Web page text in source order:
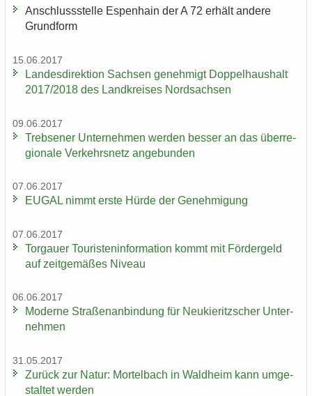
An­schluss­stel­le Es­pen­hain der A 72 er­hält an­de­re
Grund­form
15.06.2017
Lan­des­di­rek­ti­on Sach­sen ge­neh­migt Dop­pel­haus­halt
2017/2018 des Land­krei­ses Nord­sach­sen
09.06.2017
Trebse­ner Un­ter­neh­men wer­den bes­ser an das über­re­
gio­na­le Ver­kehrs­netz an­ge­bun­den
07.06.2017
EUGAL nimmt erste Hürde der Ge­neh­mi­gung
07.06.2017
Tor­gau­er Tou­ris­ten­in­for­ma­ti­on kommt mit För­der­geld
auf zeit­ge­mä­ßes Ni­veau
06.06.2017
Mo­der­ne Stra­ßen­an­bin­dung für Neu­kie­ritz­scher Un­ter­
neh­men
31.05.2017
Zu­rück zur Natur: Mor­tel­bach in Wald­heim kann um­ge­
stal­tet wer­den